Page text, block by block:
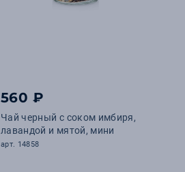
560 ₽
Чай черный с соком имбиря,
лавандой и мятой, мини
арт. 14858